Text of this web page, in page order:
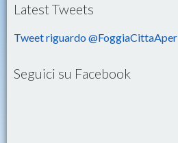
Latest Tweets
Tweet riguardo @FoggiaCittaAper
Seguici su Facebook